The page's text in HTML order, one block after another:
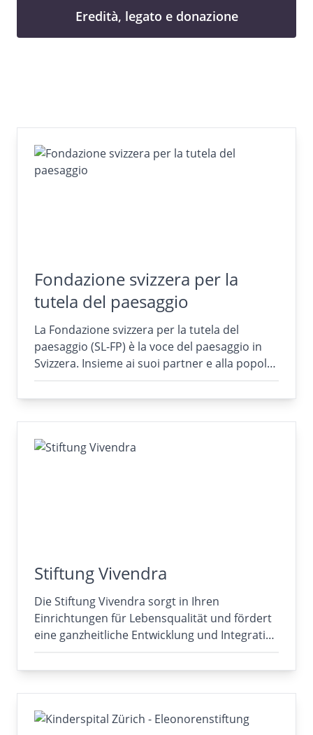
Eredità, legato e donazione
Fondazione svizzera per la
tutela del paesaggio
La Fondazione svizzera per la tutela del
paesaggio (SL-FP) è la voce del paesaggio in
Svizzera. Insieme ai suoi partner e alla popol…
Stiftung Vivendra
Die Stiftung Vivendra sorgt in Ihren
Einrichtungen für Lebensqualität und fördert
eine ganzheitliche Entwicklung und Integrati…